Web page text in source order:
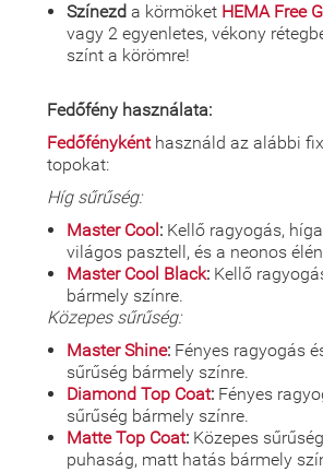
Színezd a körmöket HEMA Free
vagy 2 egyenletes, vékony
színt a körömre!
Fedőfény használata:
Fedőfénykénthasználd az alábbi
topokat:
Híg sűrűség:
Master Cool : Kellő ragyogás,
világos pasztell, és a neonos
Master Cool Black: Kellő
bármely színre.
Közepes sűrűség:
Master Shine: Fényes ragyogás
sűrűség bármely színre.
Diamond Top Coat: Fényes
sűrűség bármely színre.
Matte Top Coat: Közepes
puhaság, matt hatás bármely